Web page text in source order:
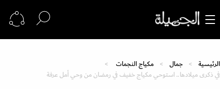
الرئيسية جمال
مكياج النجمات
في ذكرى ميلادها.. استوحي مكياج خفيف في رمضان من وحي أمل عرفة